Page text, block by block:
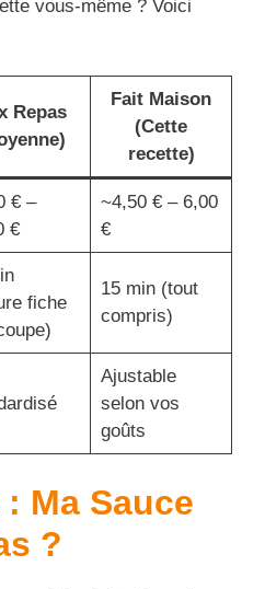
vous-même ? Voici
Repas
Fait Maison
(Cette
recette)
€ –
€
~4,50 € – 6,00
€
fiche
15 min (tout
compris)
Ajustable
selon vos
goûts
Ma Sauce
?